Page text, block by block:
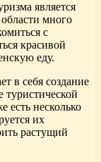
является
много
с
красивой
еду.
в себя создание
есть несколько
их
растущий